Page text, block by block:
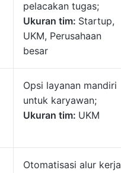
pelacakan tugas;
Ukuran tim: Startup,
UKM, Perusahaan
besar
Opsi layanan mandiri
untuk karyawan;
Ukuran tim: UKM
Otomatisasi alur kerja